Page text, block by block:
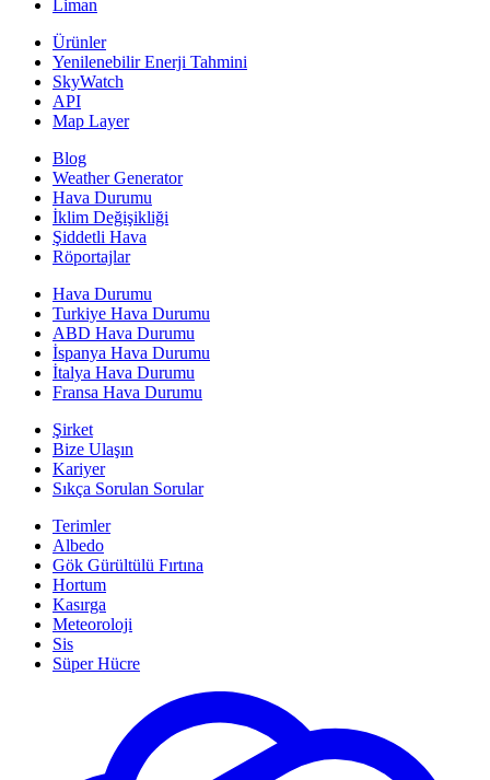
Liman
Ürünler
Yenilenebilir Enerji Tahmini
SkyWatch
API
Map Layer
Blog
Weather Generator
Hava Durumu
İklim Değişikliği
Şiddetli Hava
Röportajlar
Hava Durumu
Turkiye Hava Durumu
ABD Hava Durumu
İspanya Hava Durumu
İtalya Hava Durumu
Fransa Hava Durumu
Şirket
Bize Ulaşın
Kariyer
Sıkça Sorulan Sorular
Terimler
Albedo
Gök Gürültülü Fırtına
Hortum
Kasırga
Meteoroloji
Sis
Süper Hücre